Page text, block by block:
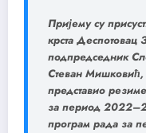
Пријему су
крста
подпредседник
Стеван Мишковић,
представио
за период
програм рада за